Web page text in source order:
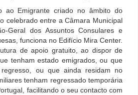
ao Emigrante criado no âmbito do
celebrado entre a Câmara Municipal
Geral dos Assuntos Consulares e
funciona no Edifício Mira Center.
de apoio gratuito, ao dispor de
tenham estado emigrados, ou que
ou que ainda residam no
tenham regressado temporária
facilitando o seu contacto com